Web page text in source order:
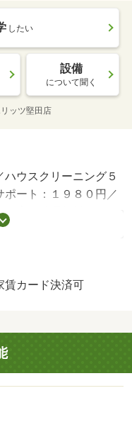
したい
設備
について聞く
リッツ堅田店
ウスクリーニング５
ート：１９８０円／
座振替手数料：１７
０円／更新時／保証
アコン／ガスコンロ
台／ＴＶインターホ
／駐輪場／宅配ボック
ネット使用料不要／
２ヶ所／駅徒歩１０分
／都市ガス／ＢＳ／礼
費用カード決済可／
スーパー）まで６０
賃カード決済可